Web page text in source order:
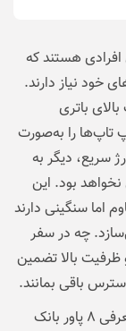
افرادی هستند که
خود نیاز دارند.
باتری
تاپ‌ها را به‌صورت
سریع، دیگر به
بود. این
اما سنگینی دارند
چه در سفر
ظرفیت بالا تضمین
باقی بمانند.
به معرفی ۸ پاور بانک